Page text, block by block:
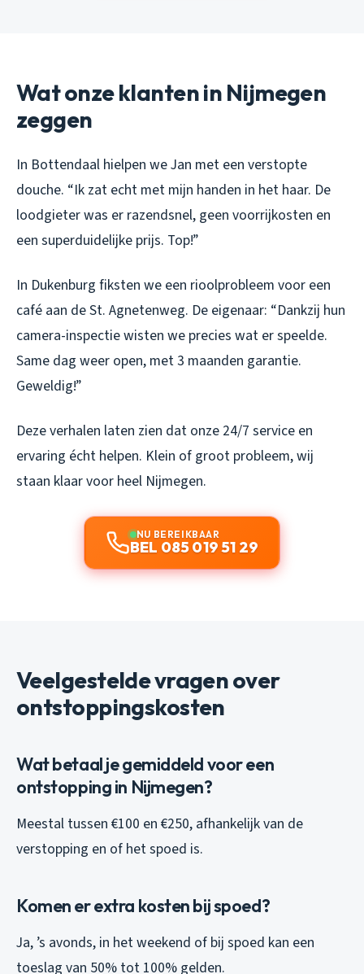
Wat onze klanten in Nijmegen
zeggen
In Bottendaal hielpen we Jan met een verstopte
douche. “Ik zat echt met mijn handen in het haar. De
loodgieter was er razendsnel, geen voorrijkosten en
een superduidelijke prijs. Top!”
In Dukenburg fiksten we een rioolprobleem voor een
café aan de St. Agnetenweg. De eigenaar: “Dankzij hun
camera-inspectie wisten we precies wat er speelde.
Same dag weer open, met 3 maanden garantie.
Geweldig!”
Deze verhalen laten zien dat onze 24/7 service en
ervaring écht helpen. Klein of groot probleem, wij
staan klaar voor heel Nijmegen.
NU BEREIKBAAR
BEL 085 019 51 29
Veelgestelde vragen over
ontstoppingskosten
Wat betaal je gemiddeld voor een
ontstopping in Nijmegen?
Meestal tussen €100 en €250, afhankelijk van de
verstopping en of het spoed is.
Komen er extra kosten bij spoed?
Ja, ’s avonds, in het weekend of bij spoed kan een
toeslag van 50% tot 100% gelden.